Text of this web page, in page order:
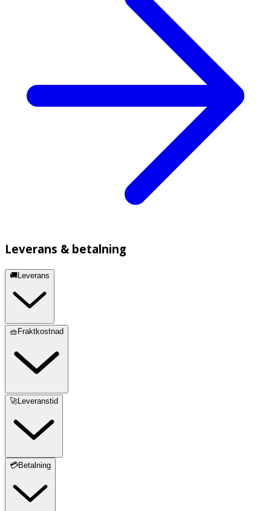
Leverans & betalning
🚚Leverans
🧺Fraktkostnad
🚀Leveranstid
💳Betalning